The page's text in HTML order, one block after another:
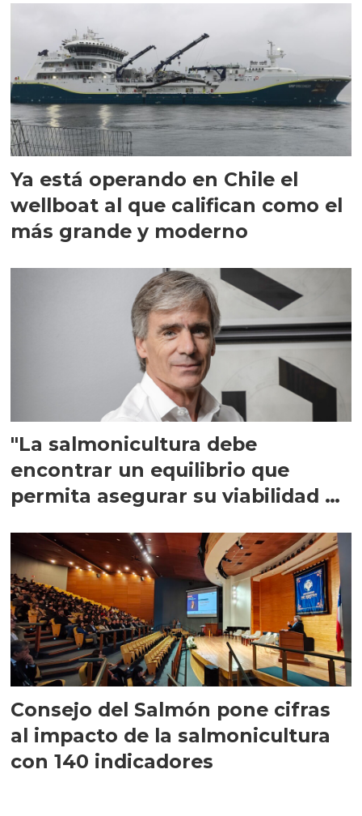
Ya está operando en Chile el
wellboat al que califican como el
más grande y moderno
"La salmonicultura debe
encontrar un equilibrio que
permita asegurar su viabilidad de
Consejo del Salmón pone cifras
al impacto de la salmonicultura
con 140 indicadores